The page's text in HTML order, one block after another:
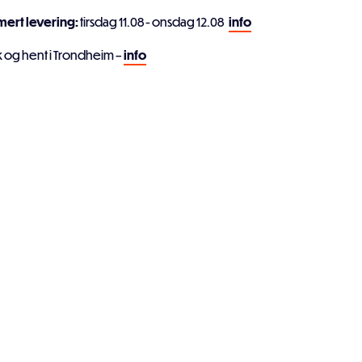
levering:tirsdag 11.08 - onsdag 12.08 info
og hent i Trondheim –info